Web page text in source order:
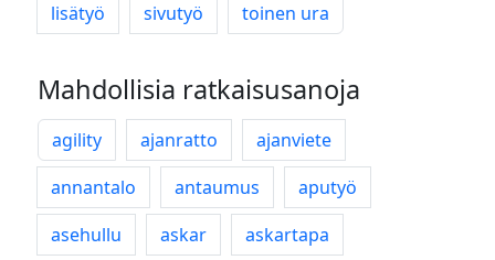
lisätyö
sivutyö toinen ura
Mahdollisia ratkaisusanoja
agility ajanratto
ajanviete
annantalo
antaumus
aputyö
asehullu
askar
askartapa